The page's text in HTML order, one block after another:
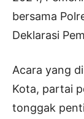
bersama
Deklarasi
Acara yang
Kota, partai
tonggak